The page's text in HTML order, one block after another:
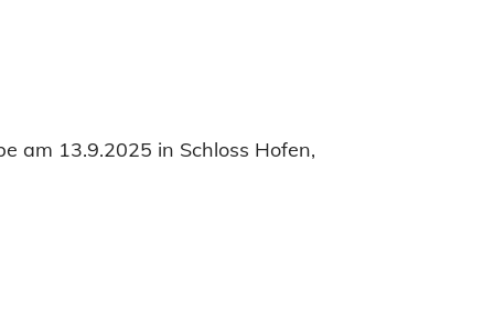
am 13.9.2025 in Schloss Hofen,